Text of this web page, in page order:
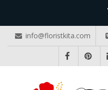
info@floristkita.com